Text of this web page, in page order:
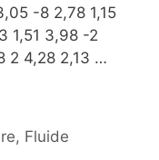
-8 2,78 1,15
1,51 3,98 -2
2 4,28 2,13 …
, Fluide